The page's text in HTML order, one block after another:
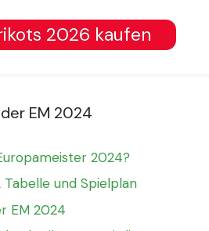
2026 kaufen
EM 2024
2024?
und Spielplan
EM 2024